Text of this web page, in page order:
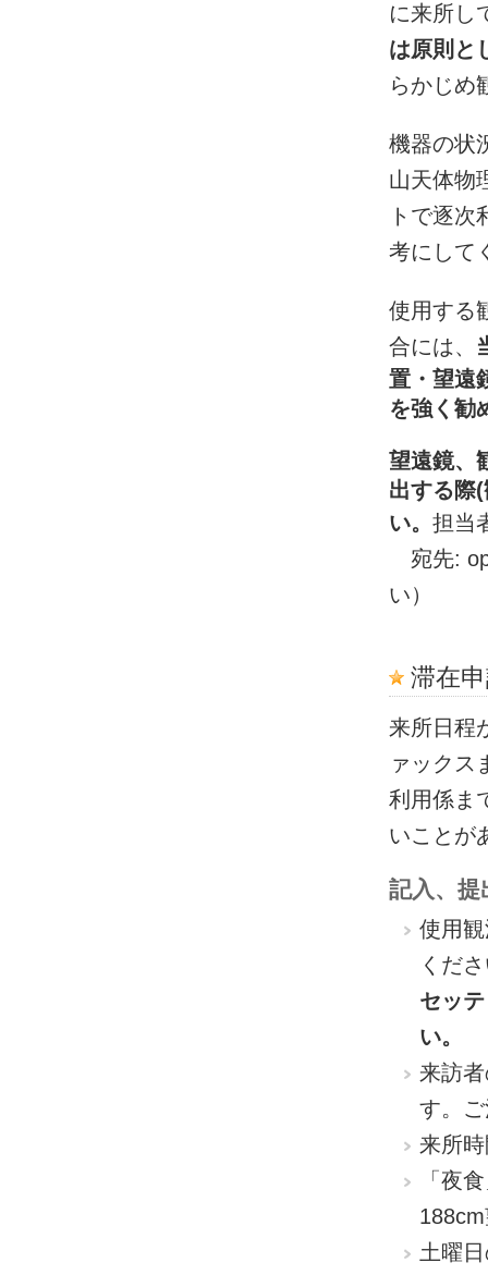
に来所し
は原則と
らかじめ
機器の状
山天体物
トで逐
考にして
使用する
合には、
置・望遠
を強く勧
望遠鏡、
出する際
い。 担当
宛先:
い）
滞在
来所日程
ァックス
利用係ま
いことが
記入、提
使用
くだ
セッ
い。
来訪
す。
来所
「夜
土曜